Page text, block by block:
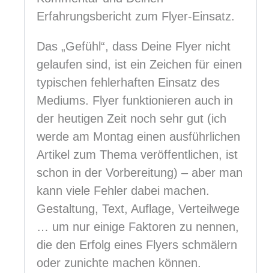
Erfahrungsbericht zum Flyer-Einsatz.
Das „Gefühl“, dass Deine Flyer nicht
gelaufen sind, ist ein Zeichen für einen
typischen fehlerhaften Einsatz des
Mediums. Flyer funktionieren auch in
der heutigen Zeit noch sehr gut (ich
werde am Montag einen ausführlichen
Artikel zum Thema veröffentlichen, ist
schon in der Vorbereitung) – aber man
kann viele Fehler dabei machen.
Gestaltung, Text, Auflage, Verteilwege
… um nur einige Faktoren zu nennen,
die den Erfolg eines Flyers schmälern
oder zunichte machen können.